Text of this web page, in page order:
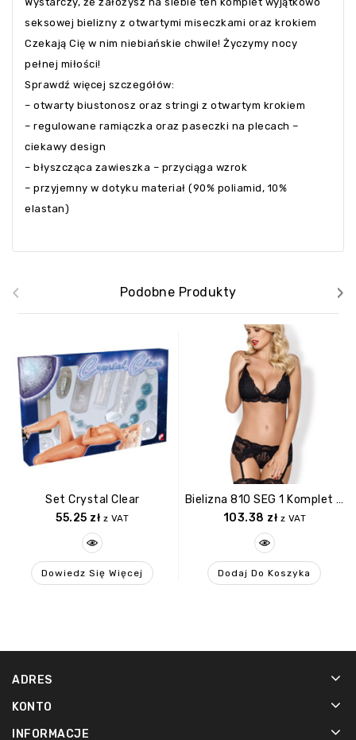
seksowej bielizny z otwartymi miseczkami oraz krokiem
Czekają Cię w nim niebiańskie chwile! Życzymy nocy
pełnej miłości!
Sprawdź więcej szczegółów:
– otwarty biustonosz oraz stringi z otwartym krokiem
– regulowane ramiączka oraz paseczki na plecach –
ciekawy design
– błyszcząca zawieszka – przyciąga wzrok
– przyjemny w dotyku materiał (90% poliamid, 10%
elastan)
Podobne Produkty
Set Crystal Clear
55.25 zł z VAT
Dowiedz Się Więcej
Bielizna 810 SEG 1 Komplet 3 Częściowy Czarny L/XL
103.38 zł z VAT
Dodaj Do Koszyka
‹ ›
ADRES
KONTO
INFORMACJE